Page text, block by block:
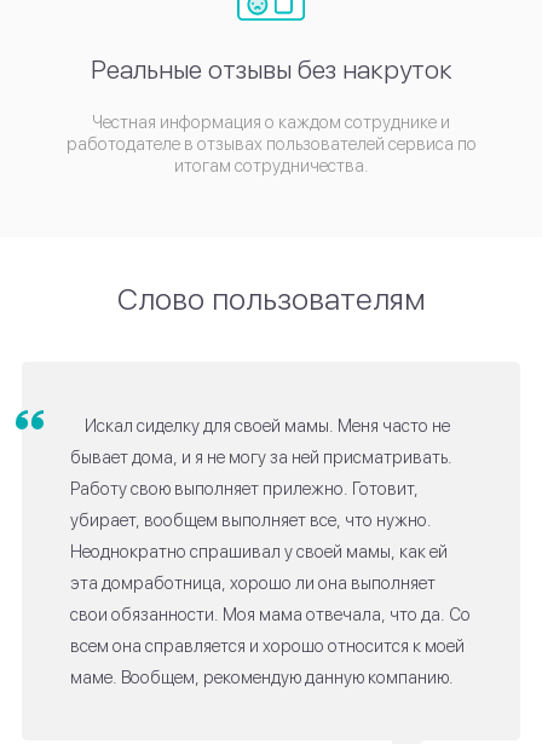
Реальные отзывы без накруток
Честная информация о каждом сотруднике и
работодателе в отзывах пользователей сервиса по
итогам сотрудничества.
Слово пользователям
Искал сиделку для своей мамы. Меня часто не
бывает дома, и я не могу за ней присматривать.
Работу свою выполняет прилежно. Готовит,
убирает, вообщем выполняет все, что нужно.
Неоднократно спрашивал у своей мамы, как ей
эта домработница, хорошо ли она выполняет
свои обязанности. Моя мама отвечала, что да. Со
всем она справляется и хорошо относится к моей
маме. Вообщем, рекомендую данную компанию.